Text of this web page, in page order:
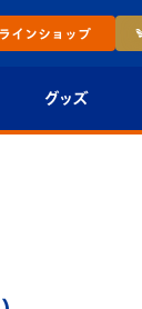
インショップ
グッズ
情報